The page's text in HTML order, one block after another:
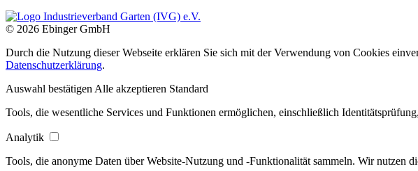
© 2026 Ebinger GmbH
Durch die Nutzung dieser Webseite erklären Sie sich mit der Verwendung von Cookies
Datenschutzerklärung.
Auswahl bestätigen Alle akzeptieren Standard
Tools, die wesentliche Services und Funktionen ermöglichen, einschließlich
Analytik
Tools, die anonyme Daten über Website-Nutzung und -Funktionalität sammeln. Wir nutzen